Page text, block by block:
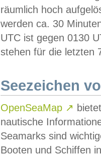
räumlich hoch
werden ca. 30
UTC ist gegen 0130
stehen für die letzten
Seezeichen
OpenSeaMap ↗
nautische
Seamarks sind
Booten und Schiffen